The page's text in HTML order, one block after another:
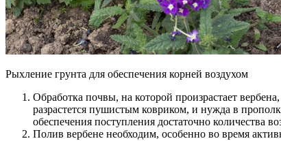
Рыхление грунта для обеспечения корней воздухом
Обработка почвы, на которой произрастает
разрастется пушистым ковриком, и нужда в
обеспечения поступления достаточно количества
Полив вербене необходим, особенно во время